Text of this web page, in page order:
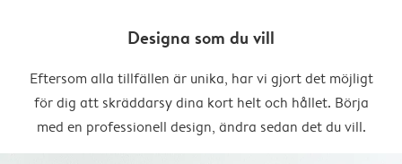
Designa som du vill
Eftersom alla tillfällen är unika, har vi gjort det möjligt
för dig att skräddarsy dina kort helt och hållet. Börja
med en professionell design, ändra sedan det du vill.